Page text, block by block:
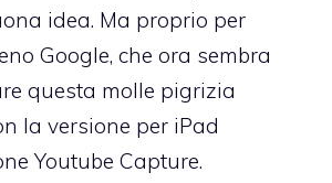
idea. Ma proprio per
Google, che ora sembra
questa molle pigrizia
la versione per iPad
Youtube Capture.